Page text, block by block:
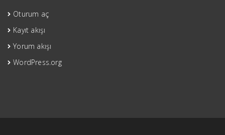
Oturum aç
Kayıt akışı
Yorum akışı
WordPress.org